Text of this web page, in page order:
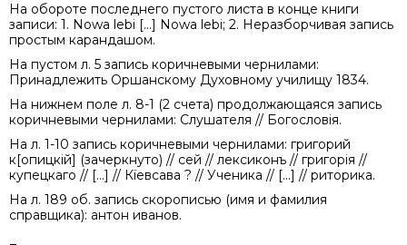
На обороте последнего пустого листа в конце книги
записи: 1. Nowa lebi [...] Nowa lebi; 2. Неразборчивая запись
простым карандашом.
На пустом л. 5 запись коричневыми чернилами:
Принадлежить Оршанскому Духовному училищу 1834.
На нижнем поле л. 8-1 (2 счета) продолжающаяся запись
коричневыми чернилами: Слушателя // Богословія.
На л. 1-10 запись коричневыми чернилами: григорий
к[опицкій] (зачеркнуто) // сей // лексиконъ // григорія //
купецкаго // [...] // Кïевсава ? // Ученика // [...] // риторика.
На л. 189 об. запись скорописью (имя и фамилия
справщика): антон иванов.